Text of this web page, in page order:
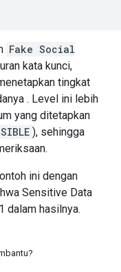
Fake Social
kata kunci,
tingkat
. Level ini lebih
yang ditetapkan
), sehingga
ini dengan
Sensitive Data
dalam hasilnya.